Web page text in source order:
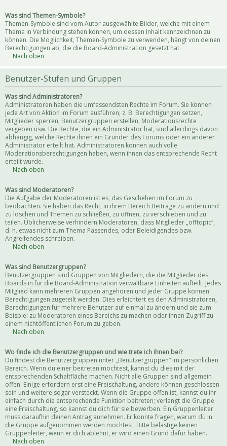
Was sind Themen-Symbole?
Themen-Symbole sind vom Autor ausgewählte Bilder, welche mit einem
Thema in Verbindung stehen können, um dessen Inhalt kennzeichnen zu
können. Die Möglichkeit, Themen-Symbole zu verwenden, hängt von deinen
Berechtigungen ab, die die Board-Administration gesetzt hat.
Nach oben
Benutzer-Stufen und Gruppen
Was sind Administratoren?
Administratoren haben die umfassendsten Rechte im Forum. Sie können
jede Art von Aktion im Forum ausführen; z. B. Berechtigungen setzen,
Mitglieder sperren, Benutzergruppen erstellen, Moderationsrechte
vergeben usw. Die Rechte, die ein Administrator hat, sind allerdings davon
abhängig, welche Rechte ihnen ein Gründer des Forums oder ein anderer
Administrator erteilt hat. Administratoren können auch volle
Moderationsberechtigungen haben, wenn ihnen das entsprechende Recht
erteilt wurde.
Nach oben
Was sind Moderatoren?
Die Aufgabe der Moderatoren ist es, das Geschehen im Forum zu
beobachten. Sie haben das Recht, in ihrem Bereich Beiträge zu ändern und
zu löschen und Themen zu schließen, zu öffnen, zu verschieben und zu
teilen. Üblicherweise verhindern Moderatoren, dass Mitglieder „offtopic“,
d. h. etwas nicht zum Thema Passendes, oder Beleidigendes bzw.
Angreifendes schreiben.
Nach oben
Was sind Benutzergruppen?
Benutzergruppen sind Gruppen von Mitgliedern, die die Mitglieder des
Boards in für die Board-Administration verwaltbare Einheiten aufteilt. Jedes
Mitglied kann mehreren Gruppen angehören und jeder Gruppe können
Berechtigungen zugeteilt werden. Dies erleichtert es den Administratoren,
Berechtigungen für mehrere Benutzer auf einmal zu ändern und sie zum
Beispiel zu Moderatoren eines Bereichs zu machen oder ihnen Zugriff zu
einem nichtöffentlichen Forum zu geben.
Nach oben
Wo finde ich die Benutzergruppen und wie trete ich ihnen bei?
Du findest die Benutzergruppen unter „Benutzergruppen“ im persönlichen
Bereich. Wenn du einer beitreten möchtest, kannst du dies mit der
entsprechenden Schaltfläche machen. Nicht alle Gruppen sind allgemein
offen. Einige erfordern erst eine Freischaltung, andere können geschlossen
sein und weitere sogar versteckt. Wenn die Gruppe offen ist, kannst du ihr
einfach durch die entsprechende Funktion beitreten; verlangt die Gruppe
eine Freischaltung, so kannst du dich für sie bewerben. Ein Gruppenleiter
muss daraufhin deinen Antrag annehmen. Er könnte fragen, warum du in
die Gruppe aufgenommen werden möchtest. Bitte belästige keinen
Gruppenleiter, wenn er dich ablehnt, er wird einen Grund dafür haben.
Nach oben